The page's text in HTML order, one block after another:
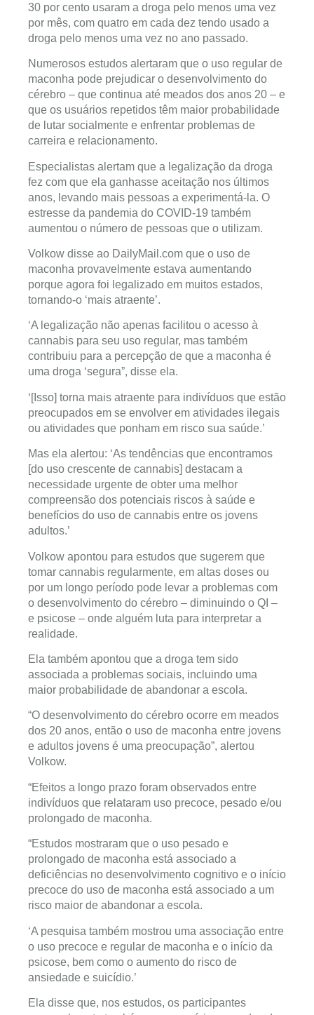
30 por cento usaram a droga pelo menos uma vez
por mês, com quatro em cada dez tendo usado a
droga pelo menos uma vez no ano passado.
Numerosos estudos alertaram que o uso regular de
maconha pode prejudicar o desenvolvimento do
cérebro – que continua até meados dos anos 20 – e
que os usuários repetidos têm maior probabilidade
de lutar socialmente e enfrentar problemas de
carreira e relacionamento.
Especialistas alertam que a legalização da droga
fez com que ela ganhasse aceitação nos últimos
anos, levando mais pessoas a experimentá-la. O
estresse da pandemia do COVID-19 também
aumentou o número de pessoas que o utilizam.
Volkow disse ao DailyMail.com que o uso de
maconha provavelmente estava aumentando
porque agora foi legalizado em muitos estados,
tornando-o ‘mais atraente’.
‘A legalização não apenas facilitou o acesso à
cannabis para seu uso regular, mas também
contribuiu para a percepção de que a maconha é
uma droga ‘segura”, disse ela.
‘[Isso] torna mais atraente para indivíduos que estão
preocupados em se envolver em atividades ilegais
ou atividades que ponham em risco sua saúde.’
Mas ela alertou: ‘As tendências que encontramos
[do uso crescente de cannabis] destacam a
necessidade urgente de obter uma melhor
compreensão dos potenciais riscos à saúde e
benefícios do uso de cannabis entre os jovens
adultos.’
Volkow apontou para estudos que sugerem que
tomar cannabis regularmente, em altas doses ou
por um longo período pode levar a problemas com
o desenvolvimento do cérebro – diminuindo o QI –
e psicose – onde alguém luta para interpretar a
realidade.
Ela também apontou que a droga tem sido
associada a problemas sociais, incluindo uma
maior probabilidade de abandonar a escola.
“O desenvolvimento do cérebro ocorre em meados
dos 20 anos, então o uso de maconha entre jovens
e adultos jovens é uma preocupação”, alertou
Volkow.
“Efeitos a longo prazo foram observados entre
indivíduos que relataram uso precoce, pesado e/ou
prolongado de maconha.
“Estudos mostraram que o uso pesado e
prolongado de maconha está associado a
deficiências no desenvolvimento cognitivo e o início
precoce do uso de maconha está associado a um
risco maior de abandonar a escola.
‘A pesquisa também mostrou uma associação entre
o uso precoce e regular de maconha e o início da
psicose, bem como o aumento do risco de
ansiedade e suicídio.’
Ela disse que, nos estudos, os participantes